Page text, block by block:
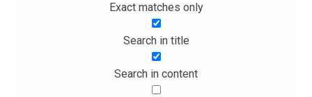
Exact matches only
Search in title
Search in content